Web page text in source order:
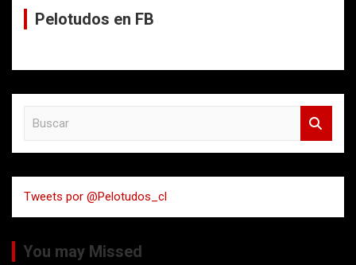
Pelotudos en FB
a
rTweets por @Pelotudos_cl
You may Missed